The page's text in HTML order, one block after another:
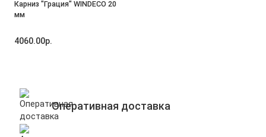
Карниз "Грация" WINDECO 20
мм
4060.00р.
Оперативная доставка